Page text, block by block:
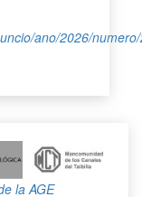
ano/2026/
la AGE